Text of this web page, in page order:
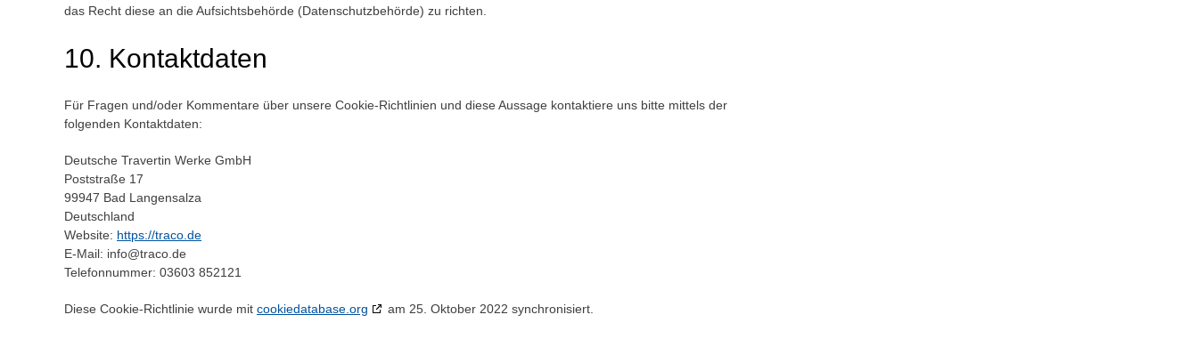
das Recht diese an die Aufsichtsbehörde (Datenschutzbehörde) zu richten.
10. Kontaktdaten
Für Fragen und/oder Kommentare über unsere Cookie-Richtlinien und diese Aussage kontaktiere uns bitte mittels der
folgenden Kontaktdaten:
Deutsche Travertin Werke GmbH
Poststraße 17
99947 Bad Langensalza
Deutschland
Website: https://traco.de
E-Mail: ed.ocart@ofni
Telefonnummer: 03603 852121
Diese Cookie-Richtlinie wurde mit cookiedatabase.org am 25. Oktober 2022 synchronisiert.